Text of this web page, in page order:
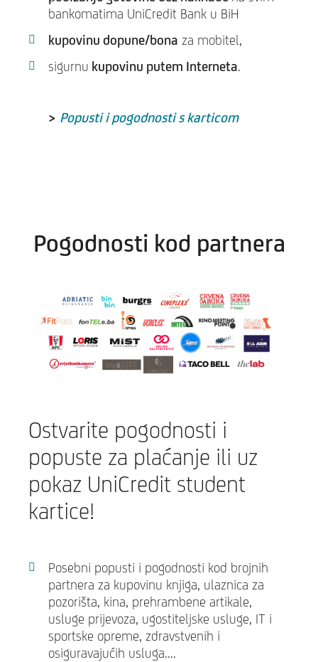
bankomatima UniCredit Bank u BiH
kupovinu dopune/bona za mobitel,
sigurnu kupovinu putem Interneta.
> Popusti i pogodnosti s karticom
Pogodnosti kod partnera
Ostvarite pogodnosti i
popuste za plaćanje ili uz
pokaz UniCredit student
kartice!
Posebni popusti i pogodnosti kod brojnih
partnera za kupovinu knjiga, ulaznica za
pozorišta, kina, prehrambene artikale,
usluge prijevoza, ugostiteljske usluge, IT i
sportske opreme, zdravstvenih i
osiguravajućih usluga....